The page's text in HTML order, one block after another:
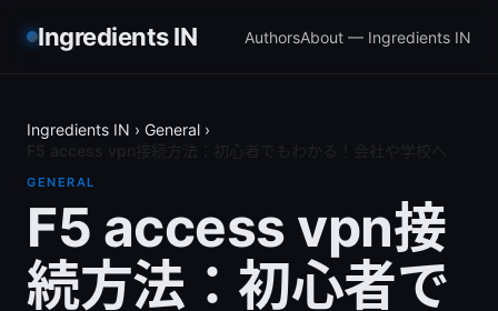
Ingredients IN AuthorsAbout — Ingredients IN
Ingredients IN › General ›
GENERAL
F5 access vpn接
続方法：初心者で